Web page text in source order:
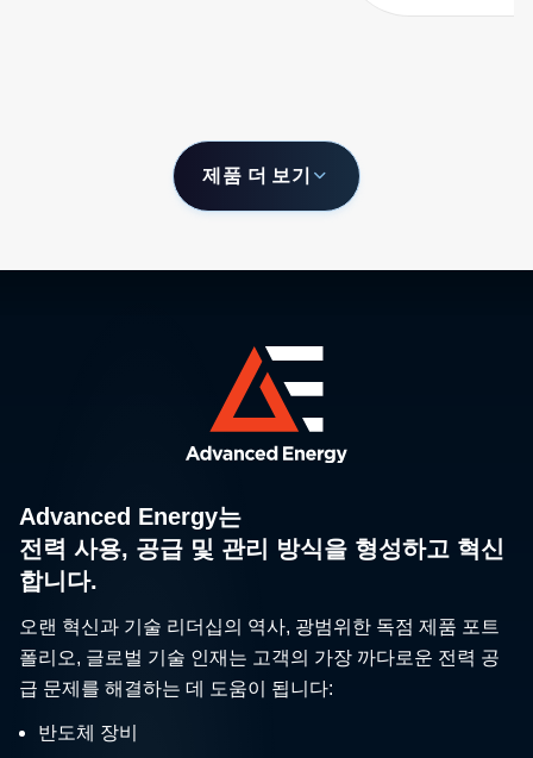
제품 더 보기
Advanced Energy는
전력 사용, 공급 및 관리 방식을 형성하고 혁신
합니다.
오랜 혁신과 기술 리더십의 역사, 광범위한 독점 제품 포트
폴리오, 글로벌 기술 인재는 고객의 가장 까다로운 전력 공
급 문제를 해결하는 데 도움이 됩니다:
반도체 장비